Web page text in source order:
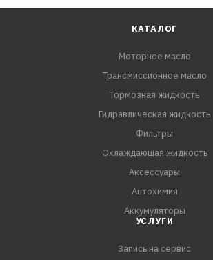
КАТАЛОГ
Моторное масло
Трансмиссионное масло
Тормозная жидкость
Гидравлическая жидкость
Фильтры
Охлаждающая жидкость
Аксессуары
Автохимия
Аккумуляторы
УСЛУГИ
Запись на сервис